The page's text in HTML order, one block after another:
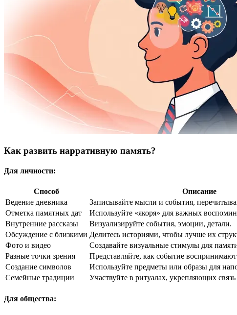
Как развить нарративную память?
Для личности:
Способ
Описание
Ведение дневника
Записывайте мысли и события,
Отметка памятных дат
Используйте «якоря» для важных
Внутренние рассказы
Визуализируйте события, эмоции, детали.
Обсуждение с близкими Делитесь историями, чтобы лучше их
Фото и видео
Создавайте визуальные стимулы для
Разные точки зрения
Представляйте, как событие
Создание символов
Используйте предметы или образы для
Семейные традиции
Участвуйте в ритуалах, укрепляющих
Для общества: